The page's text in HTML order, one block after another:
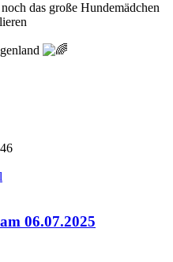
das große Hundemädchen
06.07.2025